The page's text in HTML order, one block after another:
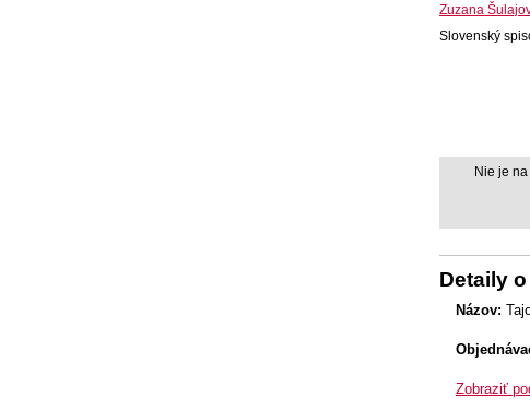
Zuzana
Slovenský
Nie je
Detaily
Názov:
Zobraziť